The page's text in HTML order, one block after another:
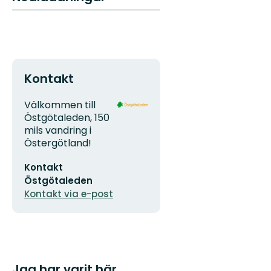
Kontakt
Adress
Välkommen till
Östgötaleden, 150
mils vandring i
Östergötland!
postadress
Kontakt
Östgötaleden
Kontakt via e-post
Organisationens